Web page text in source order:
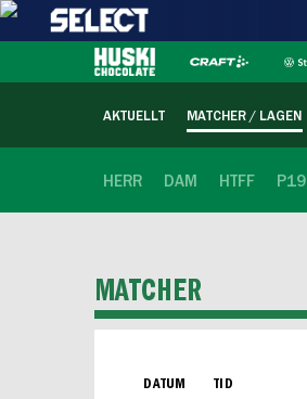
AKTUELLT MATCHER / LAGEN
HERR DAM HTFF P19
MATCHER
DATUM TID